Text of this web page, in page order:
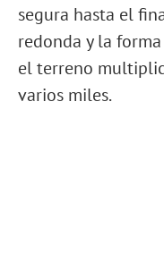
segura hasta el
redonda y la
el terreno
varios miles.